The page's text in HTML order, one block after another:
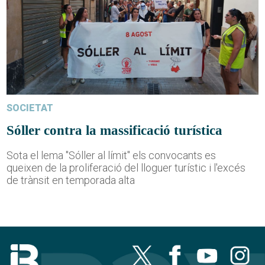
SOCIETAT
Sóller contra la massificació turística
Sota el lema "Sóller al límit" els convocants es
queixen de la proliferació del lloguer turístic i l'excés
de trànsit en temporada alta